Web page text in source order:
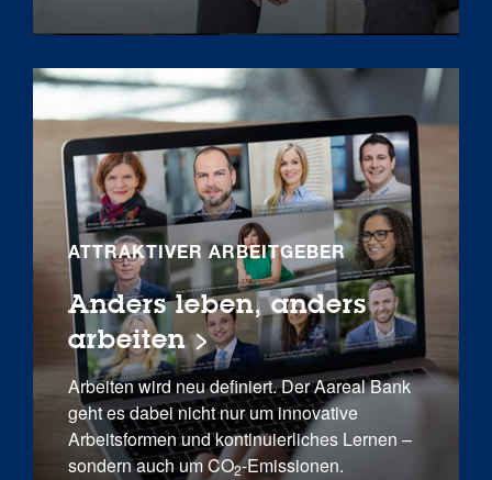
ATTRAKTIVER ARBEITGEBER
Anders leben, anders
arbeiten
Arbeiten wird neu definiert. Der Aareal Bank
geht es dabei nicht nur um innovative
Arbeitsformen und kontinuierliches Lernen –
sondern auch um CO2-Emissionen.